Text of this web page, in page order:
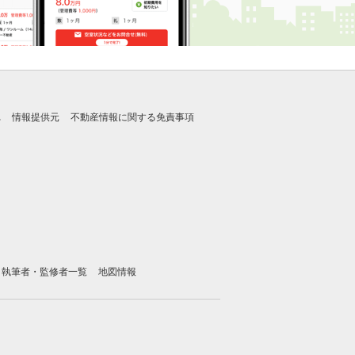
情報提供元 不動産情報に関する免責事項
執筆者・監修者一覧 地図情報